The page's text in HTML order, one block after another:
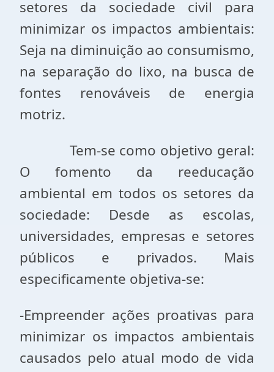
setores da sociedade civil para
minimizar os impactos ambientais:
Seja na diminuição ao consumismo,
na separação do lixo, na busca de
fontes renováveis de energia
motriz.
Tem-se como objetivo geral:
O fomento da reeducação
ambiental em todos os setores da
sociedade: Desde as escolas,
universidades, empresas e setores
públicos e privados. Mais
especificamente objetiva-se:
-Empreender ações proativas para
minimizar os impactos ambientais
causados pelo atual modo de vida